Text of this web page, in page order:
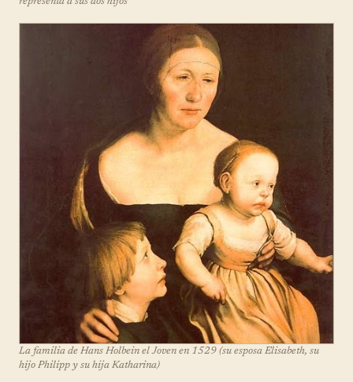
La familia de Hans Holbein el Joven en 1529 (su esposa Elisabeth, su
hijo Philipp y su hija Katharina)